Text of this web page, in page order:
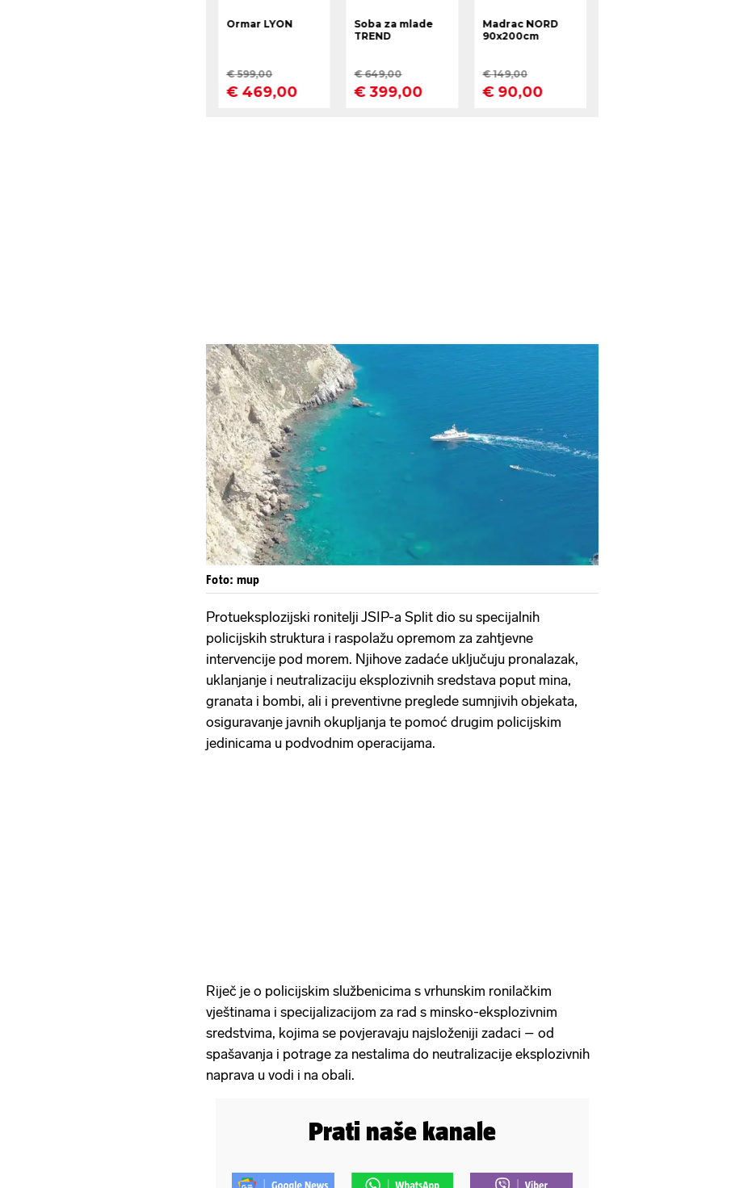
Foto: mup
Protueksplozijski ronitelji JSIP-a Split dio su specijalnih
policijskih struktura i raspolažu opremom za zahtjevne
intervencije pod morem. Njihove zadaće uključuju pronalazak,
uklanjanje i neutralizaciju eksplozivnih sredstava poput mina,
granata i bombi, ali i preventivne preglede sumnjivih objekata,
osiguravanje javnih okupljanja te pomoć drugim policijskim
jedinicama u podvodnim operacijama.
Riječ je o policijskim službenicima s vrhunskim ronilačkim
vještinama i specijalizacijom za rad s minsko-eksplozivnim
sredstvima, kojima se povjeravaju najsloženiji zadaci – od
spašavanja i potrage za nestalima do neutralizacije eksplozivnih
naprava u vodi i na obali.
Prati naše kanale